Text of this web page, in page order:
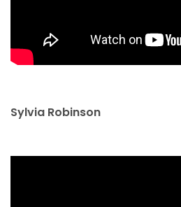
Sylvia Robinson